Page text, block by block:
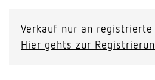
Verkauf nur an
Hier gehts zur